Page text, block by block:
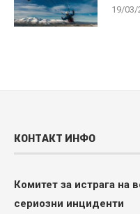
19/03/
КОНТАКТ ИНФО
Комитет за истрага на
сериозни инциденти